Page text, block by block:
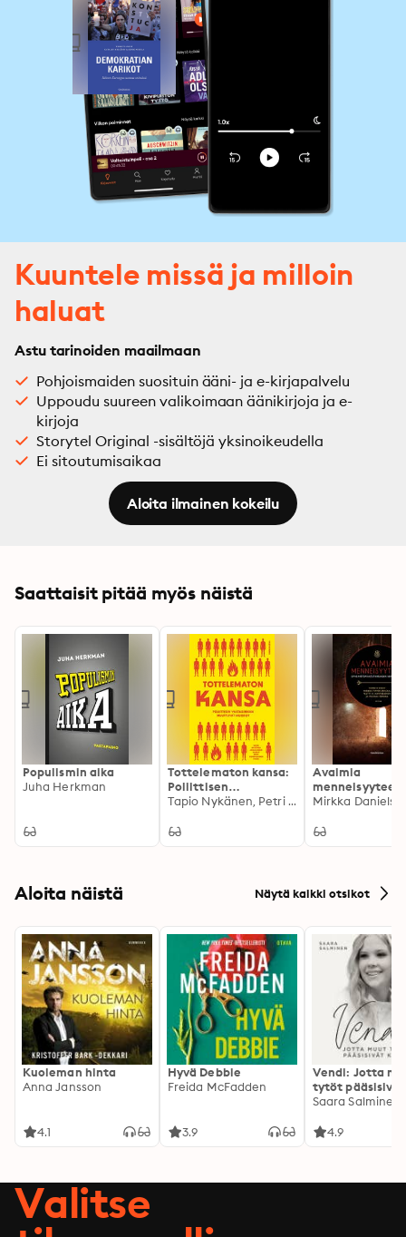
markkinatalouteen ongelmitta, toisin kuin länsimaissa
ajateltiin. Jaottelua idän ja lännen välillä on kyettävä
purkamaan, jotta eriarvoistuminen saadaan
pysäytettyä. Ratkaisuja ei voida kuitenkaan sanella
ylhäältä, vaan niiden on perustuttava maiden omiin
lähtökohtiin.
Kuuntele missä ja milloin
haluat
Astu tarinoiden maailmaan
Pohjoismaiden suosituin ääni- ja e-kirjapalvelu
Uppoudu suureen valikoimaan äänikirjoja ja e-
kirjoja
Storytel Original -sisältöjä yksinoikeudella
Ei sitoutumisaikaa
Aloita ilmainen kokeilu
Saattaisit pitää myös näistä
Populismin aika
Juha Herkman
Tottelematon kansa:
Poliittisen
vastarinnan
Tapio Nykänen, Petri Koikkalainen, Johan-Eerik Kukko
Avaimia
Aloita näistä Näytä kaikki otsikot
Kuoleman hinta
Anna Jansson
4.1
Hyvä Debbie
Freida McFadden
3.9
Vendi: Jotta
tytöt pääsisivät
kotiin
Saara Salminen
4.9
Valitse